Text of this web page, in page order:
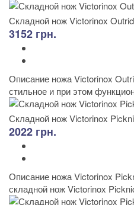
Складной нож Victorinox
3152 грн.
Описание ножа Victorinox
стильное и при этом
Складной нож Victorinox
2022 грн.
Описание ножа Victorinox
складной нож Victorinox